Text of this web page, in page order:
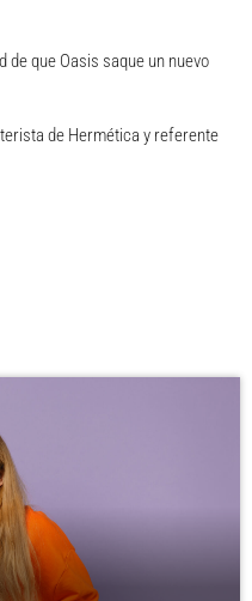
de que Oasis saque un nuevo
de Hermética y referente